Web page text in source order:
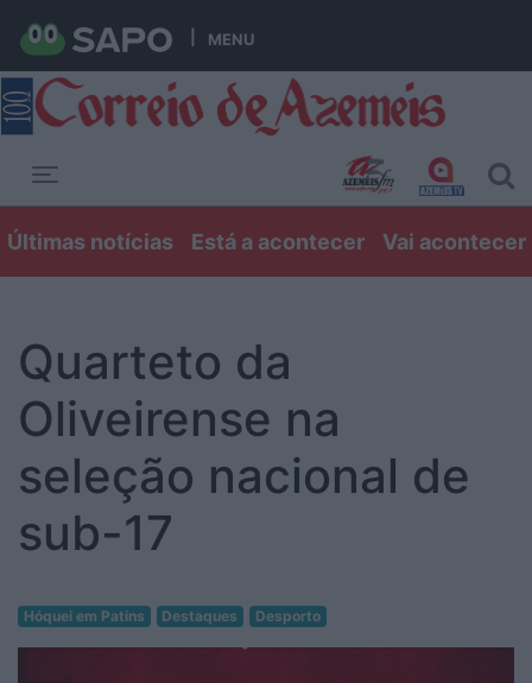
MENU
Últimas notícias Está a acontecer Vai acontecer
Quarteto da
Oliveirense na
seleção nacional de
sub-17
Hóquei em Patins Destaques Desporto